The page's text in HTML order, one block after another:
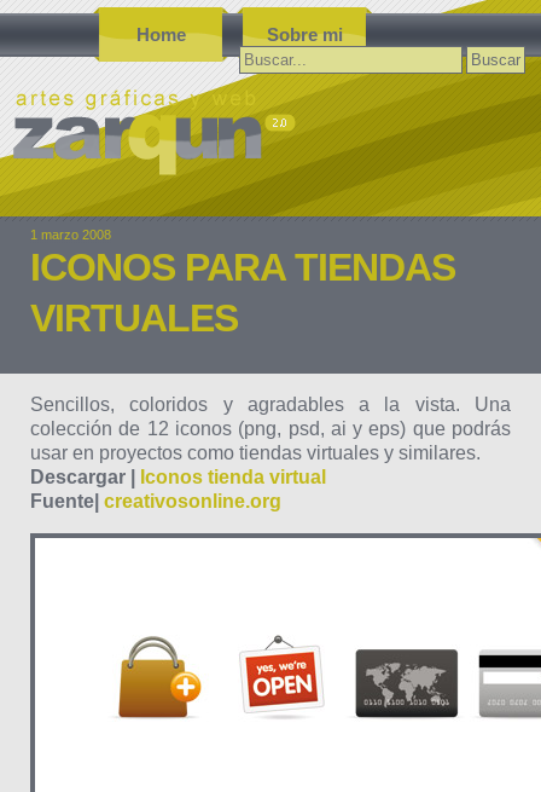
Home Sobre mi
Buscar:
1 marzo 2008
ICONOS PARA TIENDAS
VIRTUALES
Sencillos, coloridos y agradables a la vista. Una
colección de 12 iconos (png, psd, ai y eps) que podrás
usar en proyectos como tiendas virtuales y similares.
Descargar |
Iconos tienda virtual
Fuente| creativosonline.org